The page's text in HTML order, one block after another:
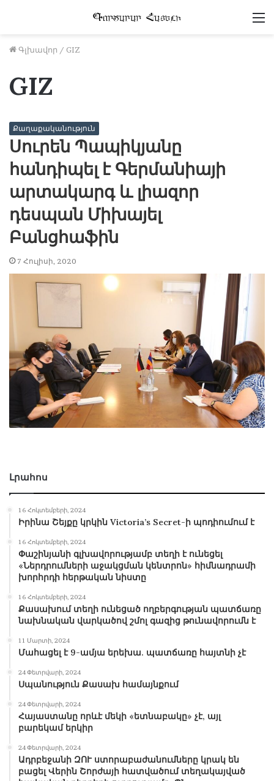
Գլխավոր / GIZ
GIZ
Քաղաքականություն
Սուրեն Պապիկյանը
հանդիպել է Գերմանիայի
արտակարգ և լիազոր
դեսպան Միխայել
Բանցհաֆին
7 Հուլիսի, 2020
Լրահոս
16 Հոկտեմբերի, 2024
Իրինա Շեյքը կրկին Victoria’s Secret-ի պոդիումում է
16 Հոկտեմբերի, 2024
Փաշինյանի գլխավորությամբ տեղի է ունեցել
«Ներդրումների աջակցման կենտրոն» հիմնադրամի
խորհրդի հերթական նիստը
16 Հոկտեմբերի, 2024
Քասախում տեղի ունեցած ողբերգության պատճառը
նախնական վարկածով շմոլ գազից թունավորումն է
11 Մարտի, 2024
Մահացել է 9-ամյա երեխա. պատճառը հայտնի չէ
24 Փետրվարի, 2024
Սպանություն Քասախ համայնքում
24 Փետրվարի, 2024
Հայաստանը որևէ մեկի «ետնաբակը» չէ, այլ
բարեկամ երկիր
24 Փետրվարի, 2024
Ադրբեջանի ԶՈՒ ստորաբաժանումները կրակ են
բացել Վերին Շորժայի հատվածում տեղակայված